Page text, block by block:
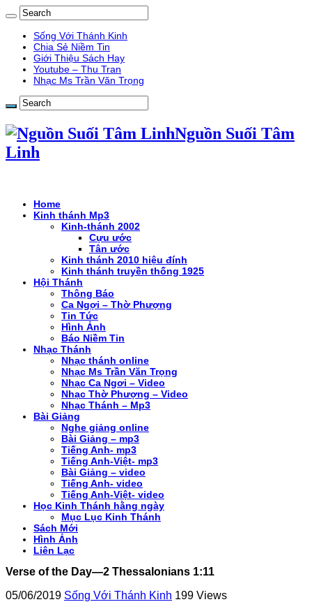
Sống Với Thánh Kinh
Chia Sẻ Niềm Tin
Giới Thiệu Sách Hay
Youtube – Thu Tran
Nhạc Ms Trần Văn Trọng
Nguồn Suối Tâm
Linh
Home
Kinh thánh Mp3
Kinh-thánh 2002
Cựu ước
Tân ước
Kinh thánh 2010 hiệu đính
Kinh thánh truyền thống 1925
Hội Thánh
Thông Báo
Ca Ngợi – Thờ Phượng
Tin Tức
Hình Ảnh
Báo Niềm Tin
Nhạc Thánh
Nhạc thánh online
Nhạc Ms Trần Văn Trọng
Nhạc Ca Ngơi – Video
Nhạc Thờ Phượng – Video
Nhạc Thánh – Mp3
Bài Giảng
Nghe giảng online
Bài Giảng – mp3
Tiếng Anh- mp3
Tiếng Anh-Việt- mp3
Bài Giảng – video
Tiếng Anh- video
Tiếng Anh-Việt- video
Học Kinh Thánh hằng ngày
Mục Lục Kinh Thánh
Sách Mới
Hình Ảnh
Liên Lạc
Verse of the Day—2 Thessalonians 1:11
05/06/2019 Sống Với Thánh Kinh 199 Views